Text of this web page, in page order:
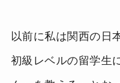
以前に私は関西の日
初級レベルの留学生